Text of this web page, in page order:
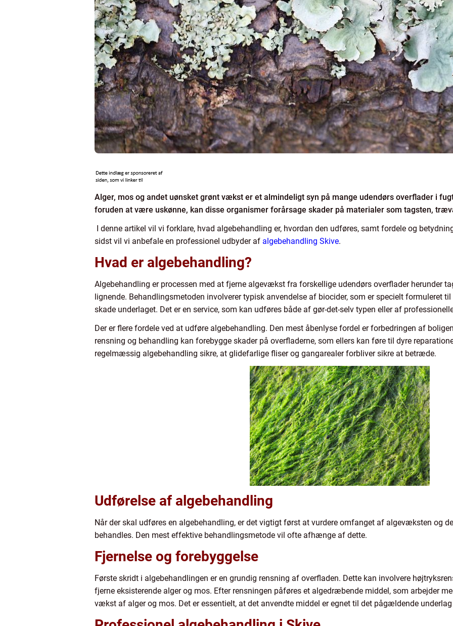
Alger, mos og andet uønsket grønt vækst er et almindeligt syn på mange udendørs overflader i
foruden at være uskønne, kan disse organismer forårsage skader på materialer som tagsten,
I denne artikel vil vi forklare, hvad algebehandling er, hvordan den udføres, samt fordele og
sidst vil vi anbefale en professionel udbyder af algebehandling Skive.
Hvad er algebehandling?
Algebehandling er processen med at fjerne algevækst fra forskellige udendørs overflader herunder
lignende. Behandlingsmetoden involverer typisk anvendelse af biocider, som er specielt formuleret
skade underlaget. Det er en service, som kan udføres både af gør-det-selv typen eller af
Der er flere fordele ved at udføre algebehandling. Den mest åbenlyse fordel er forbedringen af
rensning og behandling kan forebygge skader på overfladerne, som ellers kan føre til dyre
regelmæssig algebehandling sikre, at glidefarlige fliser og gangarealer forbliver sikre at betræde.
Udførelse af algebehandling
Når der skal udføres en algebehandling, er det vigtigt først at vurdere omfanget af algevæksten og
behandles. Den mest effektive behandlingsmetode vil ofte afhænge af dette.
Fjernelse og forebyggelse
Første skridt i algebehandlingen er en grundig rensning af overfladen. Dette kan involvere
fjerne eksisterende alger og mos. Efter rensningen påføres et algedræbende middel, som arbejder
vækst af alger og mos. Det er essentielt, at det anvendte middel er egnet til det pågældende